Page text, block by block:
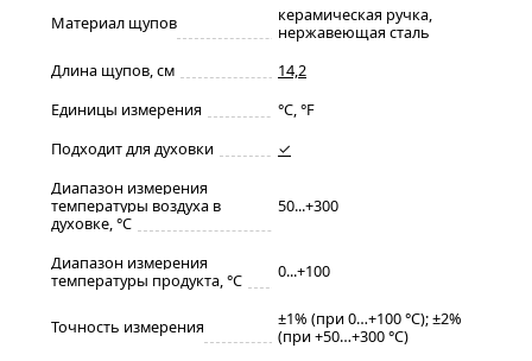
Материал щупов
керамическая ручка,
нержавеющая сталь
Длина щупов, см
14,2
Единицы измерения
°C, °F
Подходит для духовки
✓
Диапазон измерения
температуры воздуха в
духовке, °C
50...+300
Диапазон измерения
температуры продукта, °C
0...+100
Точность измерения
±1% (при 0…+100 °C); ±2%
(при +50…+300 °C)